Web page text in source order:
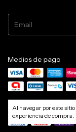
Al navegar por este sitio
experiencia de compra.
Medios de pago
Medios de envío